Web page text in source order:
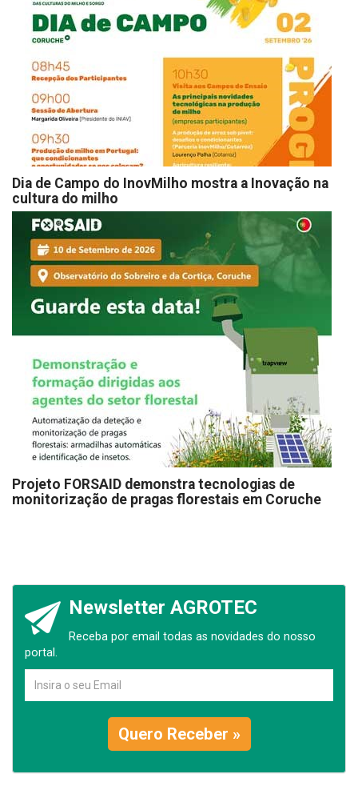
Dia de Campo do InovMilho mostra a Inovação na
cultura do milho
Projeto FORSAID demonstra tecnologias de
monitorização de pragas florestais em Coruche
Newsletter AGROTEC
Receba por email todas as novidades do nosso
portal.
Quero Receber »